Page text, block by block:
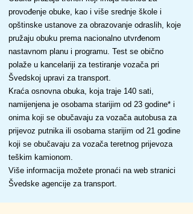
provođenje obuke, kao i više srednje škole i
opštinske ustanove za obrazovanje odraslih, koje
pružaju obuku prema nacionalno utvrđenom
nastavnom planu i programu. Test se obično
polaže u kancelariji za testiranje vozača pri
Švedskoj upravi za transport.
Kraća osnovna obuka, koja traje 140 sati,
namijenjena je osobama starijim od 23 godine* i
onima koji se obučavaju za vozača autobusa za
prijevoz putnika ili osobama starijim od 21 godine
koji se obučavaju za vozača teretnog prijevoza
teškim kamionom.
Više informacija možete pronaći na web stranici
Švedske agencije za transport.